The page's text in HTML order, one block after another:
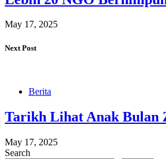
May 17, 2025
Next Post
Berita
Tarikh Lihat Anak Bulan
May 17, 2025
Search